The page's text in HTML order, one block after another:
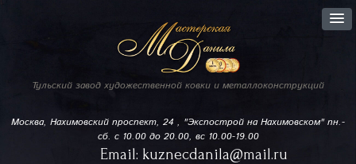
Тульский завод художественной ковки и металлоконструкций
Москва, Нахимовский проспект, 24 , "Экспострой на Нахимовском"пн.-
сб. с 10.00 до 20.00, вс 10.00-19.00
Email: kuznecdanila@mail.ru